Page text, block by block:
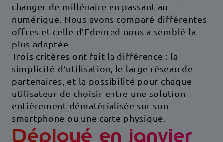
changer de millénaire en passant au
numérique. Nous avons comparé différentes
offres et celle d’Edenred nous a semblé la
plus adaptée.
Trois critères ont fait la différence : la
simplicité d’utilisation, le large réseau de
partenaires, et la possibilité pour chaque
utilisateur de choisir entre une solution
entièrement dématérialisée sur son
smartphone ou une carte physique.
Déployé en janvier